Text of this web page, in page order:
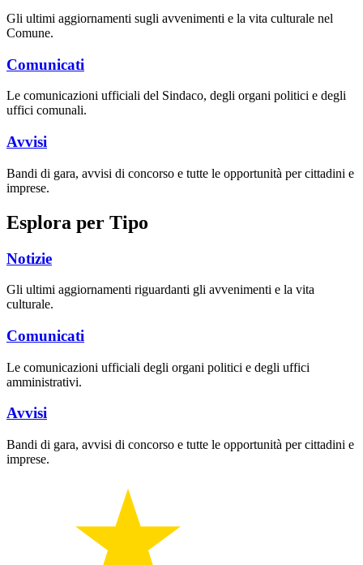
Gli ultimi aggiornamenti sugli avvenimenti e la vita culturale nel
Comune.
Comunicati
Le comunicazioni ufficiali del Sindaco, degli organi politici e degli
uffici comunali.
Avvisi
Bandi di gara, avvisi di concorso e tutte le opportunità per cittadini e
imprese.
Esplora per Tipo
Notizie
Gli ultimi aggiornamenti riguardanti gli avvenimenti e la vita
culturale.
Comunicati
Le comunicazioni ufficiali degli organi politici e degli uffici
amministrativi.
Avvisi
Bandi di gara, avvisi di concorso e tutte le opportunità per cittadini e
imprese.